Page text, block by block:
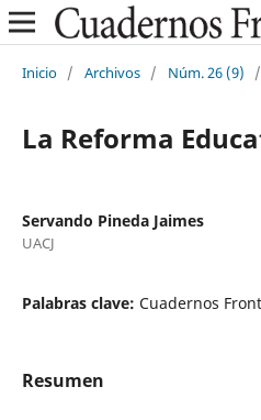
Inicio / Archivos / Núm. 26 (9) /
La Reforma
Servando Pineda Jaimes
UACJ
Palabras clave: Cuadernos
Resumen